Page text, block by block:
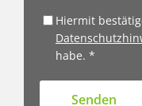
Hiermit
habe. *
Senden